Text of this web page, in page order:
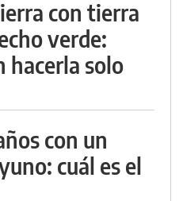
con tierra
verde:
hacerla solo
con un
cuál es el